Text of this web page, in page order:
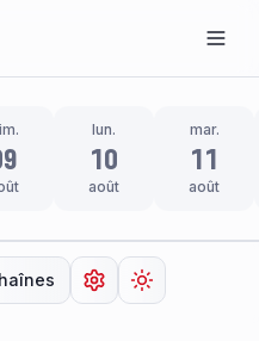
lun.
10
août
mar.
11
août
Ouvrir lesChanger de